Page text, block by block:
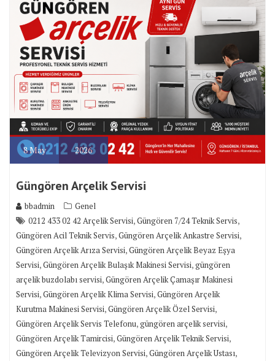
8May 2026
Güngören Arçelik Servisi
bbadmin
Genel
0212 433 02 42 Arçelik Servisi,Güngören 7/24 Teknik Servis,
Güngören Acil Teknik Servis,Güngören Arçelik Ankastre Servisi,
Güngören Arçelik Arıza Servisi,Güngören Arçelik Beyaz Eşya
Servisi,Güngören Arçelik Bulaşık Makinesi Servisi,güngören
arçelik buzdolabı servisi,Güngören Arçelik Çamaşır Makinesi
Servisi,Güngören Arçelik Klima Servisi,Güngören Arçelik
Kurutma Makinesi Servisi,Güngören Arçelik Özel Servisi,
Güngören Arçelik Servis Telefonu,güngören arçelik servisi,
Güngören Arçelik Tamircisi,Güngören Arçelik Teknik Servisi,
Güngören Arçelik Televizyon Servisi,Güngören Arçelik Ustası,